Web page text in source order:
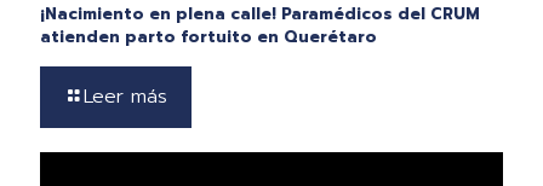
¡Nacimiento en plena calle! Paramédicos del CRUM
atienden parto fortuito en Querétaro
Leer más